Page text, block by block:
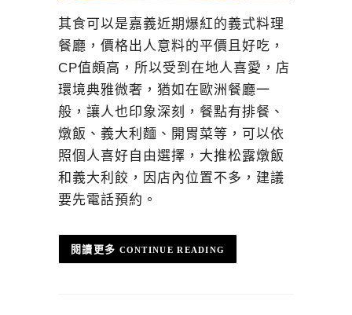
其食可以是嘉義近期爆紅的義式料理
餐廳，價格出人意料的平價且好吃，
CP值頗高，所以受到在地人喜愛，店
環境典雅微奢，猶如在歐洲餐廳一
般，讓人也印象深刻，餐點有排餐、
燉飯、義大利麵、開胃菜等，可以依
照個人喜好自由選擇，大推松露燉飯
和義大利餃，因店內位置不多，建議
要先電話預約。
CONTINUE READING